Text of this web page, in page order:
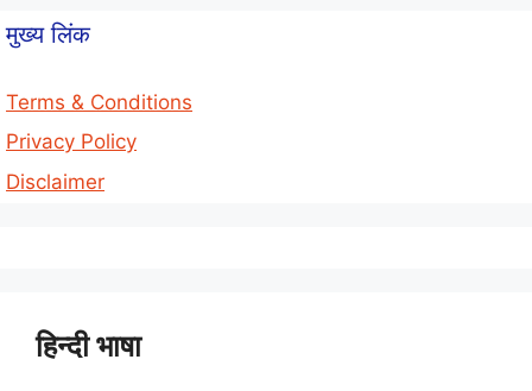
मुख्य लिंक
Terms & Conditions
Privacy Policy
Disclaimer
हिन्दी भाषा